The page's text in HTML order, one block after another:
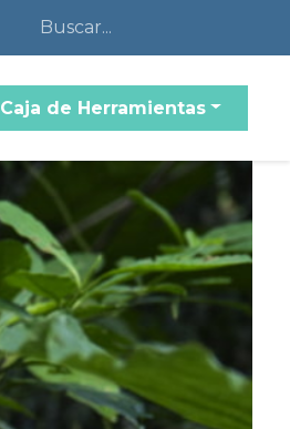
Caja de Herramientas